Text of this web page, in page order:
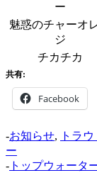
ー
魅惑のチャーオ
ジ
チカチカ
共有:
Facebook
-お知らせ, トラ
ー
- トップウォータ